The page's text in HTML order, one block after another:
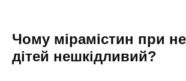
Чому мірамістин при
дітей нешкідливий?